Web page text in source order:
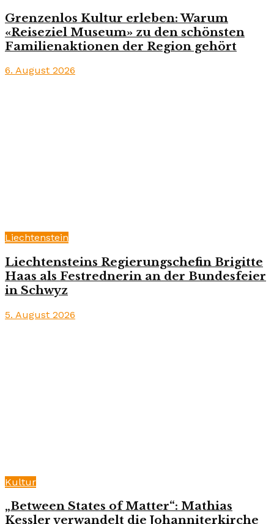
Grenzenlos Kultur erleben: Warum
«Reiseziel Museum» zu den schönsten
Familienaktionen der Region gehört
6. August 2026
Liechtenstein
Liechtensteins Regierungschefin Brigitte
Haas als Festrednerin an der Bundesfeier
in Schwyz
5. August 2026
Kultur
„Between States of Matter“: Mathias
Kessler verwandelt die Johanniterkirche